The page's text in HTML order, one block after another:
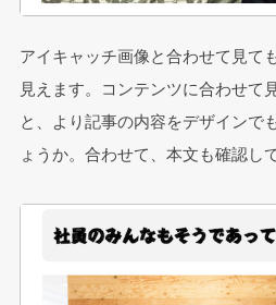
アイキャッチ画像と合わせて見て
見えます。コンテンツに合わせて
と、より記事の内容をデザインで
ょうか。合わせて、本文も確認し